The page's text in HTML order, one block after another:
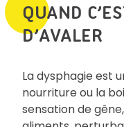
QUAND
D’AVALER
La dysphagie est
nourriture ou la
sensation de